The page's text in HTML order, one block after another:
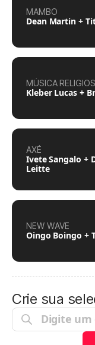
MAMBO
Dean Martin +
MÚSICA
Kleber Lucas +
AXÉ
Ivete Sangalo +
Leitte
NEW WAVE
Oingo Boingo +
Crie sua